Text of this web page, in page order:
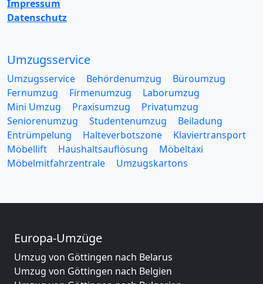
Impressum
Datenschutz
Umzugsservice
Umzugsservice Behördenumzug
Büroumzug
Fernumzug
Firmenumzug
Laborumzug
Mini Umzug
Praxisumzug
Privatumzug
Seniorenumzug
Studentenumzug
Beiladung
Entrümpelung
Halteverbotszone
Klaviertransport
Möbellift
Haushaltsauflösung
Möbeltaxi
Möbelmitfahrzentrale
Umzugskartons
Europa-Umzüge
Umzug von Göttingen nach Belarus
Umzug von Göttingen nach Belgien